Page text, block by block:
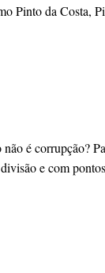
Pinto da
é corrupção?
e com